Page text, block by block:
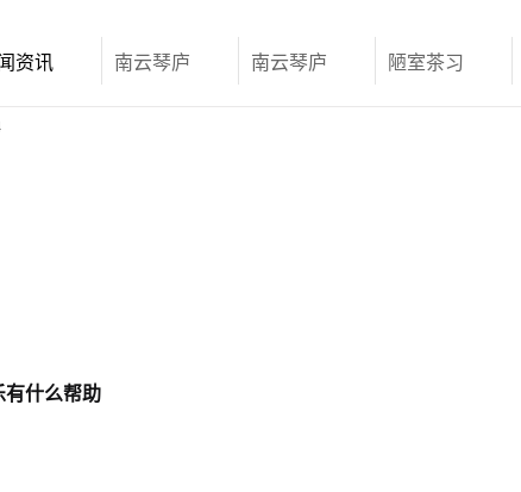
资讯 南云琴庐 南云琴庐 陋室茶习
有什么帮助